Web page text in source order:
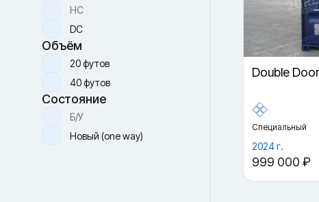
HC
DC
Объём
20 футов
40 футов
Состояние
Б/У
Новый (one way)
Double
Специальный
2024 г.
999 000 ₽